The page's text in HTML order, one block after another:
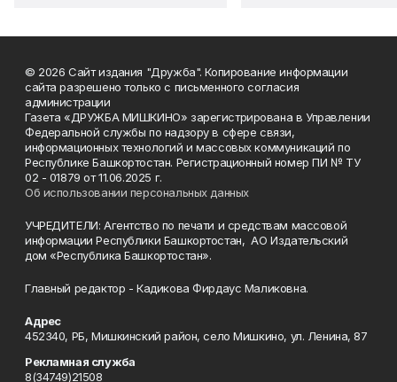
© 2026 Сайт издания "Дружба". Копирование информации
сайта разрешено только с письменного согласия
администрации
Газета «ДРУЖБА МИШКИНО» зарегистрирована в Управлении
Федеральной службы по надзору в сфере связи,
информационных технологий и массовых коммуникаций по
Республике Башкортостан. Регистрационный номер ПИ № ТУ
02 - 01879 от 11.06.2025 г.
Об использовании персональных данных
УЧРЕДИТЕЛИ: Агентство по печати и средствам массовой
информации Республики Башкортостан, АО Издательский
дом «Республика Башкортостан».
Главный редактор - Кадикова Фирдаус Маликовна.
Адрес
452340, РБ, Мишкинский район, село Мишкино, ул. Ленина, 87
Рекламная служба
8(34749)21508